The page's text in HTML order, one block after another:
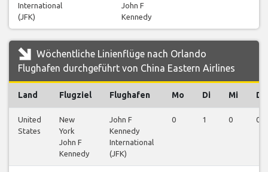
International
(JFK)
John F
Kennedy
Wöchentliche Linienflüge nach Orlando
Flughafen durchgeführt von China Eastern Airlines
Land Flugziel Flughafen Mo Di Mi Do
United
States
New
York
John F
Kennedy
John F
Kennedy
International
(JFK)
0 1 0 0